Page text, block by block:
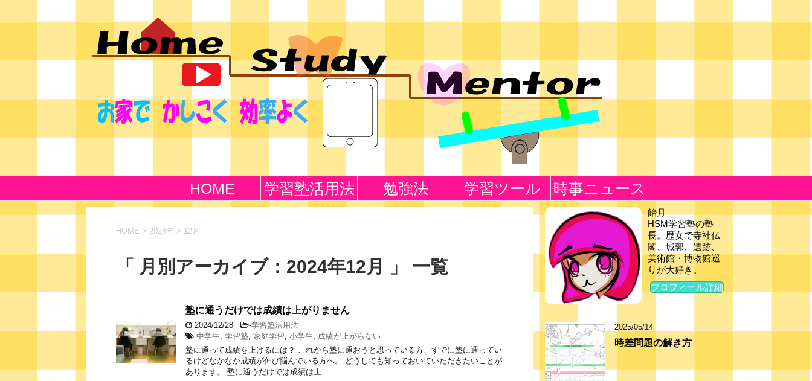
HOME 学習塾活用法 勉強法 学習ツール 時事ニュース
HOME > 2024年 > 12月
「 月別アーカイブ：2024年12月 」 一覧
塾に通うだけでは成績は上がりません
2024/12/28 -学習塾活用法
中学生, 学習塾, 家庭学習, 小学生, 成績が上がらない
塾に通って成績を上げるには？ これから塾に通おうと思っている方、すでに塾に通ってい
るけどなかなか成績が伸び悩んでいる方へ。 どうしても知っておいていただきたいことが
あります。 塾に通うだけでは成績は上 …
飴月
HSM学習塾の塾
長。歴女で寺社仏
閣、城郭、遺跡、
美術館・博物館巡
りが大好き。
プロフィール詳細
2025/05/14
時差問題の解き方